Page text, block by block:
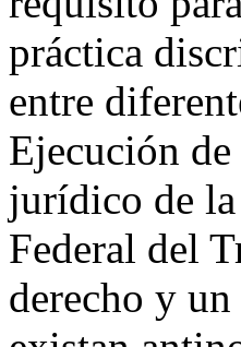
práctica
entre
Ejecución de
jurídico de
Federal del
derecho y